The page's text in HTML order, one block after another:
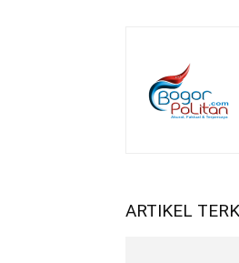
ARTIKEL